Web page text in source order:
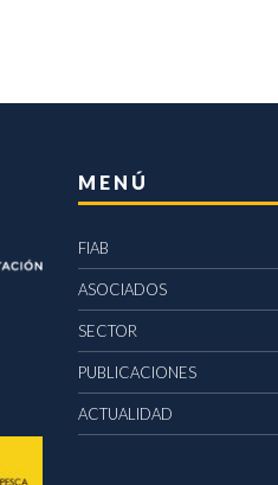
MENÚ
FIAB
ASOCIADOS
SECTOR
PUBLICACIONES
ACTUALIDAD